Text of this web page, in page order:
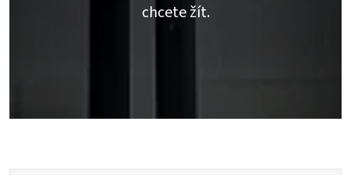
chcete žít.